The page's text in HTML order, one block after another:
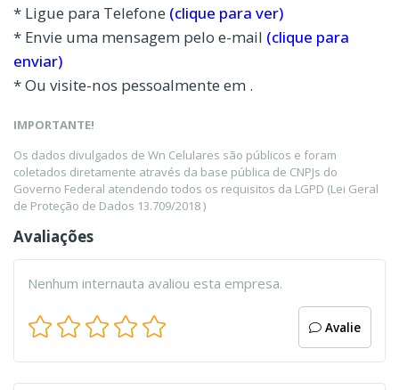
* Ligue para Telefone (clique para ver)
* Envie uma mensagem pelo e-mail (clique para
enviar)
* Ou visite-nos pessoalmente em .
IMPORTANTE!
Os dados divulgados de Wn Celulares são públicos e foram
coletados diretamente através da base pública de CNPJs do
Governo Federal atendendo todos os requisitos da LGPD (Lei Geral
de Proteção de Dados 13.709/2018 )
Avaliações
Nenhum internauta avaliou esta empresa.
Avalie